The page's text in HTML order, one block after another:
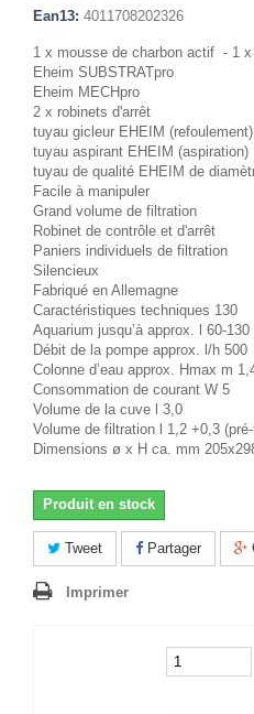
Ean13: 4011708202326
1 x mousse de charbon actif - 1
Eheim SUBSTRATpro
Eheim MECHpro
2 x robinets d'arrêt
tuyau gicleur EHEIM (refoulement)
tuyau aspirant EHEIM (aspiration)
tuyau de qualité EHEIM de
Facile à manipuler
Grand volume de filtration
Robinet de contrôle et d'arrêt
Paniers individuels de filtration
Silencieux
Fabriqué en Allemagne
Caractéristiques techniques 130
Aquarium jusqu’à approx. l 60-130
Débit de la pompe approx. l/h 500
Colonne d’eau approx. Hmax m
Consommation de courant W 5
Volume de la cuve l 3,0
Volume de filtration l 1,2 +0,3
Dimensions ø x H ca. mm
Produit en stock
Tweet Partager
Imprimer